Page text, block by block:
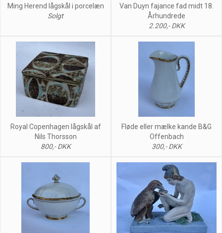
Ming Herend lågskål i porcelæn
Solgt
Van Duyn fajance fad midt 18.
Århundrede
2.200,- DKK
Royal Copenhagen lågskål af
Nils Thorsson
800,- DKK
Fløde eller mælke kande B&G
Offenbach
300,- DKK